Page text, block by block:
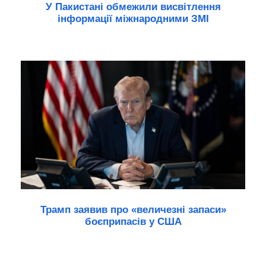
У Пакистані обмежили висвітлення
інформації міжнародними ЗМІ
Трамп заявив про «величезні запаси»
боєприпасів у США